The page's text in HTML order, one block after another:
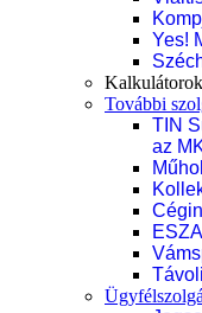
Yes!
Kalkulátorok
További
TIN
az